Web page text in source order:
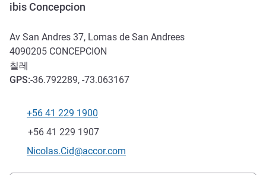
ibis Concepcion
Av San Andres 37, Lomas de San Andrees
4090205 CONCEPCION
칠레
GPS:-36.792289, -73.063167
전화
+56 41 229 1900
팩스
+56 41 229 1907
E-mail
Nicolas.Cid@accor.com